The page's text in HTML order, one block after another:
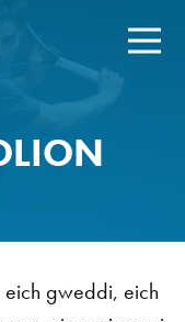
gweddi, eich